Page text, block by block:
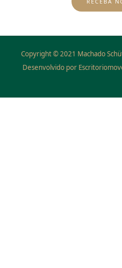
Copyright © 2021 Machado
Desenvolvido por